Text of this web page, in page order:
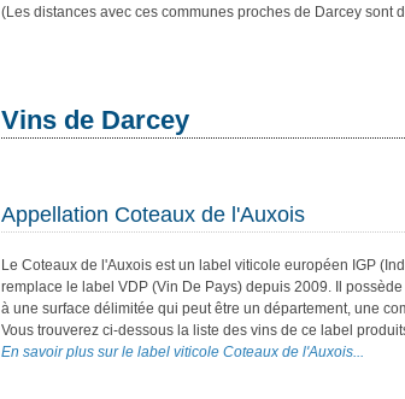
(Les distances avec ces communes proches de Darcey sont
Vins de Darcey
Appellation Coteaux de l'Auxois
Le Coteaux de l'Auxois est un label viticole européen IGP
remplace le label VDP (Vin De Pays) depuis 2009. Il
à une surface délimitée qui peut être un département, une
Vous trouverez ci-dessous la liste des vins de ce label
En savoir plus sur le label viticole Coteaux de l'Auxois...